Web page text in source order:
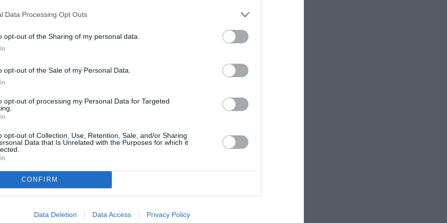
Data Processing Opt Outs
opt-out of the Sharing of my personal data.
opt-out of the Sale of my Personal Data.
opt-out of processing my Personal Data for Targeted
opt-out of Collection, Use, Retention, Sale, and/or Sharing
Data that Is Unrelated with the Purposes for which it
CONFIRM
Data Deletion Data Access Privacy Policy
έχει δεχτεί καμία βοήθεια από Δήμους για την
Περιφερειακή Αρχή έχει κατατεθεί ερώτηση για τα
Κόρινθος – Άργος – Ναύπλιο και περιμένουν
της επαναλειτουργίας της μετρικής γραμμής.
δίκτυο και οι σταθμοί να καθαριστούν από τα δέντρα
του με σύγχρονα υλικά.
ΣΤΑΘΜΟΣ